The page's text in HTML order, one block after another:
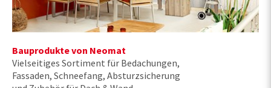
Bauprodukte von Neomat
Vielseitiges Sortiment für Bedachungen,
Fassaden, Schneefang, Absturzsicherung